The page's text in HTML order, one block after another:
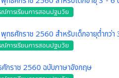
การเรียนการสอนปฐมวัย
ทธศักราช 2560 สำหรับเด็กอายุต่ำกว่า
การเรียนการสอนปฐมวัย
กราช 2560 ฉบับภาษาอังกฤษ